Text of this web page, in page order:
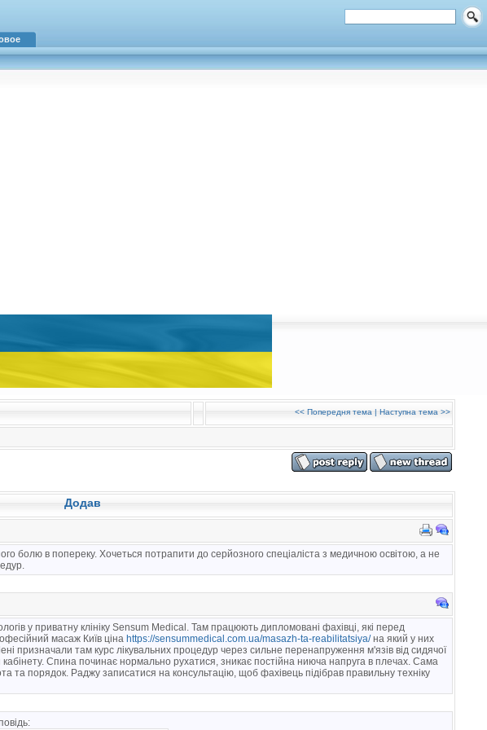
<< Попередня тема | Наступна тема >>
Додав
болю в попереку. Хочеться потрапити до серйозного спеціаліста з медичною освітою, а не
у приватну клініку Sensum Medical. Там працюють дипломовані фахівці, які перед
масаж Київ ціна https://sensummedical.com.ua/masazh-ta-reabilitatsiya/на який у них
призначали там курс лікувальних процедур через сильне перенапруження м'язів від сидячої
Спина починає нормально рухатися, зникає постійна ниюча напруга в плечах. Сама
та порядок. Раджу записатися на консультацію, щоб фахівець підібрав правильну техніку